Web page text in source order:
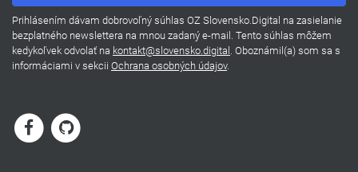
Prihlásením dávam dobrovoľný súhlas OZ Slovensko.Digital na zasielanie
bezplatného newslettera na mnou zadaný e-mail. Tento súhlas môžem
kedykoľvek odvolať na kontakt@slovensko.digital . Oboznámil(a) som sa s
informáciami v sekcii Ochrana osobných údajov.